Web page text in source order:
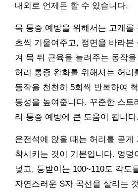
내외로 언제든 할 수 있습니다.
목 통증 예방을 위해서는 고개를
초씩 기울여주고, 정면을 바라본
겨 목 뒤 근육을 늘려주는 동작
허리 통증 완화를 위해서는 허리
동작을 천천히 5회씩 반복하여
동성을 높여줍니다. 꾸준한 스트
리 통증 예방에 큰 도움이 됩니다.
운전석에 앉을 때는 허리를 곧게
착시키는 것이 기본입니다. 엉덩
넣고, 등받이는 100~110도 각도
자연스러운 S자 곡선을 살리는